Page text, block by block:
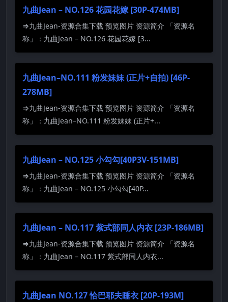
九曲Jean – NO.126 花园花嫁 [30P-474MB]
⇒九曲Jean-资源合集下载 预览图片 资源简介 「资源名
称」：九曲Jean – NO.126 花园花嫁 [3...
九曲Jean–NO.111 粉发妹妹 (正片+自拍) [46P-
278MB]
⇒九曲Jean-资源合集下载 预览图片 资源简介 「资源名
称」：九曲Jean–NO.111 粉发妹妹 (正片+...
九曲Jean – NO.125 小勾勾[40P3V-151MB]
⇒九曲Jean-资源合集下载 预览图片 资源简介 「资源名
称」：九曲Jean – NO.125 小勾勾[40P...
九曲Jean – NO.117 紫式部同人内衣 [23P-186MB]
⇒九曲Jean-资源合集下载 预览图片 资源简介 「资源名
称」：九曲Jean – NO.117 紫式部同人内衣...
九曲Jean NO.127 恰巴耶夫睡衣 [20P-193M]